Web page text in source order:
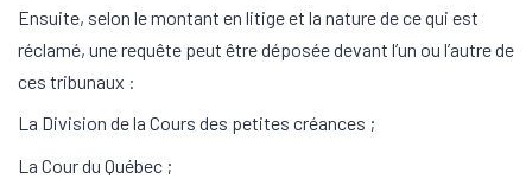
Ensuite, selon le montant en litige et la nature de ce qui est
réclamé, une requête peut être déposée devant l’un ou l’autre de
ces tribunaux :
La Division de la Cours des petites créances ;
La Cour du Québec ;